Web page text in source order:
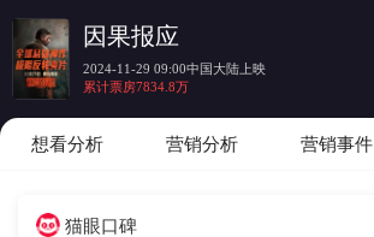
因果报应
2024-11-29 09:00中国大陆上映
累计票房7834.8万
想看分析 营销分析 营销事件
猫眼口碑